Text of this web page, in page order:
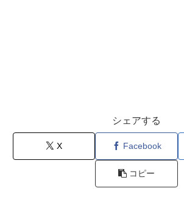
シェアする
X Facebook
コピー